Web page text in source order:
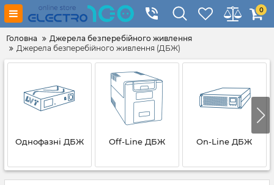
0
Головна
Джерела безперебійного живлення
Джерела безперебійного живлення (ДБЖ)
Однофазні ДБЖ Off-Line ДБЖ On-Line ДБЖ